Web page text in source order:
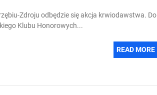
Zdroju odbędzie się akcja krwiodawstwa. Do
Klubu Honorowych...
READ MORE